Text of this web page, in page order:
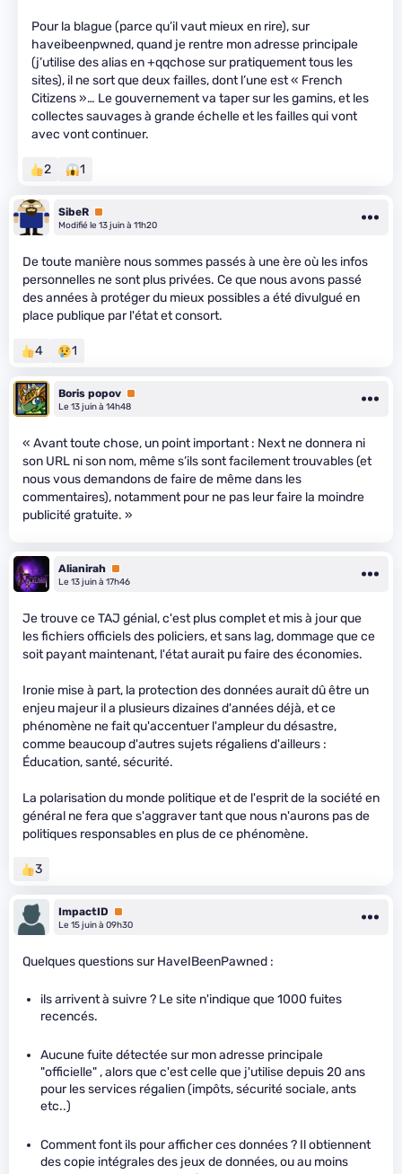
Pour la blague (parce qu’il vaut mieux en rire), sur
haveibeenpwned, quand je rentre mon adresse principale
(j’utilise des alias en +qqchose sur pratiquement tous les
sites), il ne sort que deux failles, dont l’une est « French
Citizens »… Le gouvernement va taper sur les gamins, et les
collectes sauvages à grande échelle et les failles qui vont
avec vont continuer.
2 1
SibeR Premium
Modifié le 13 juin à 11h20
De toute manière nous sommes passés à une ère où les infos
personnelles ne sont plus privées. Ce que nous avons passé
des années à protéger du mieux possibles a été divulgué en
place publique par l'état et consort.
4 1
Boris popov Premium
Le 13 juin à 14h48
« Avant toute chose, un point important : Next ne donnera ni
son URL ni son nom, même s’ils sont facilement trouvables (et
nous vous demandons de faire de même dans les
commentaires), notamment pour ne pas leur faire la moindre
publicité gratuite. »
Alianirah Premium
Le 13 juin à 17h46
Je trouve ce TAJ génial, c'est plus complet et mis à jour que
les fichiers officiels des policiers, et sans lag, dommage que ce
soit payant maintenant, l'état aurait pu faire des économies.
Ironie mise à part, la protection des données aurait dû être un
enjeu majeur il a plusieurs dizaines d'années déjà, et ce
phénomène ne fait qu'accentuer l'ampleur du désastre,
comme beaucoup d'autres sujets régaliens d'ailleurs :
Éducation, santé, sécurité.
La polarisation du monde politique et de l'esprit de la société en
général ne fera que s'aggraver tant que nous n'aurons pas de
politiques responsables en plus de ce phénomène.
3
ImpactID
Premium
Le 15 juin à 09h30
Quelques questions sur HaveIBeenPawned :
ils arrivent à suivre ? Le site n'indique que 1000 fuites
recencés.
Aucune fuite détectée sur mon adresse principale
"officielle" , alors que c'est celle que j'utilise depuis 20 ans
pour les services régalien (impôts, sécurité sociale, ants
etc..)
Comment font ils pour afficher ces données ? Il obtiennent
des copie intégrales des jeux de données, ou au moins